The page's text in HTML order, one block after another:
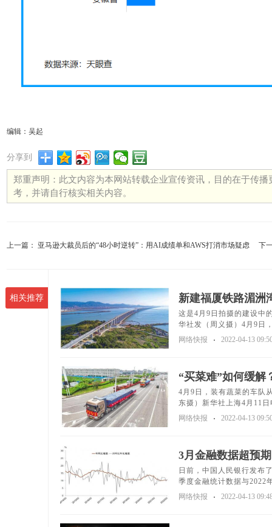
编辑：吴起
分享到
郑重声明：此文内容为本网站转载企业宣传资讯，目的在于传
考，并请自行核实相关内容。
上一篇： 亚马逊大裁员后的“48小时逆转”：用AI成绩单和AWS打消市场疑虑 下
新建福厦铁路湄洲
这是4月9日拍摄的建设中
华社发（周义摄）4月9日
网络快报
2022-04-13
“买菜难”如何缓解
4月9日，装有蔬菜的车队
东摄）新华社上海4月11
网络快报
2022-04-13
3月金融数据超预
日前，中国人民银行发布
季度金融统计数据与2022
网络快报
2022-04-13
相关推荐